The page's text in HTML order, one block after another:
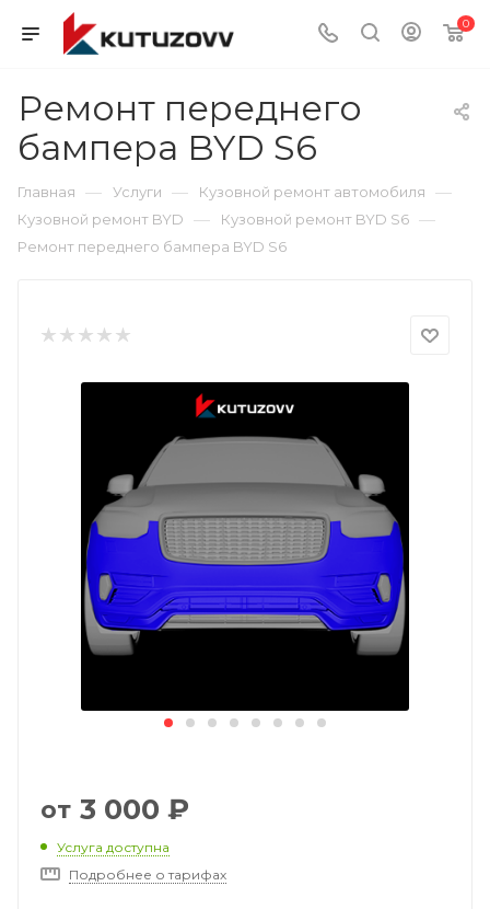
0
Ремонт переднего
бампера BYD S6
Главная — Услуги — Кузовной ремонт автомобиля —
Кузовной ремонт BYD — Кузовной ремонт BYD S6 —
Ремонт переднего бампера BYD S6
от 3 000 ₽
Услуга доступна
Подробнее о тарифах